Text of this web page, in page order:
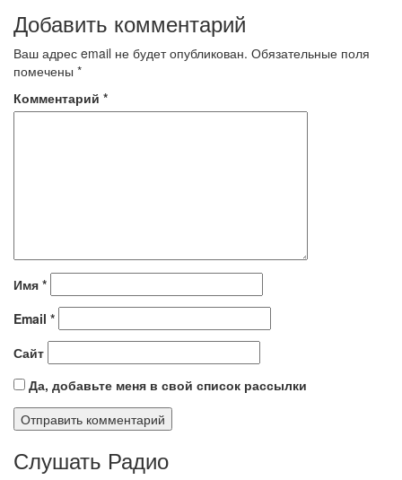
Добавить комментарий
Ваш адрес email не будет опубликован. Обязательные поля
помечены *
Комментарий *
Имя *
Email *
Сайт
Да, добавьте меня в свой список рассылки
Слушать Радио